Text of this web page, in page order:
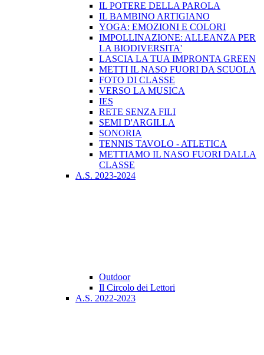
IL POTERE DELLA PAROLA
IL BAMBINO ARTIGIANO
YOGA: EMOZIONI E COLORI
IMPOLLINAZIONE: ALLEANZA PER
LA BIODIVERSITA'
LASCIA LA TUA IMPRONTA GREEN
METTI IL NASO FUORI DA SCUOLA
FOTO DI CLASSE
VERSO LA MUSICA
IES
RETE SENZA FILI
SEMI D'ARGILLA
SONORIA
TENNIS TAVOLO - ATLETICA
METTIAMO IL NASO FUORI DALLA
CLASSE
A.S. 2023-2024
Outdoor
Il Circolo dei Lettori
A.S. 2022-2023